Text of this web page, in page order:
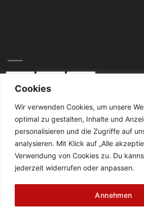
Cookies
Wir verwenden Cookies, um unsere
optimal zu gestalten, Inhalte und
personalisieren und die Zugriffe auf
analysieren. Mit Klick auf „Alle
Verwendung von Cookies zu. Du
jederzeit widerrufen oder anpassen.
Annehmen
KONTAKT:
Telefon: 02834 / 2024
De Cabanes-Straße 4
47638 Straelen